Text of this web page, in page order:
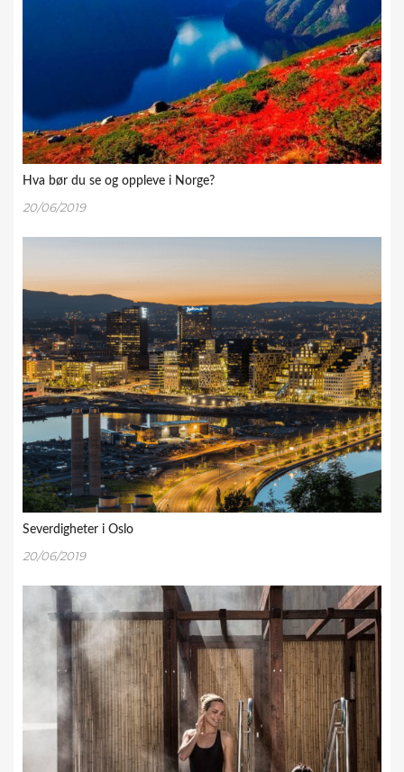
Hva bør du se og oppleve i Norge?
20/06/2019
Severdigheter i Oslo
20/06/2019